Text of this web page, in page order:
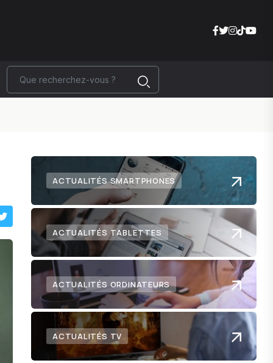
ACTUALITÉS SMARTPHONES
ACTUALITÉS TABLETTES
ACTUALITÉS ORDINATEURS
ACTUALITÉS TV